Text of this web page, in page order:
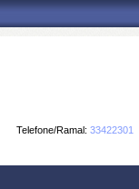
Telefone/Ramal: 33422301